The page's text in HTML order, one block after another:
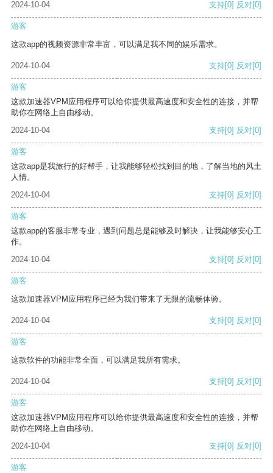
2024-10-04 支持[0] 反对[0]
游客
这款app的视频资源非常丰富，可以满足我不同的娱乐需求。
2024-10-04 支持[0] 反对[0]
游客
这款加速器VPM应用程序可以给你提供最高速度和安全性的连接，并帮
助你在网络上自由移动。
2024-10-04
支持[0] 反对[0]
游客
这款app是我旅行的好帮手，让我能够轻松找到目的地，了解当地的风土
人情。
2024-10-04
支持[0] 反对[0]
游客
这款app的客服非常专业，遇到问题总是能够及时解决，让我能够安心工
作。
2024-10-04
支持[0] 反对[0]
游客
这款加速器VPM应用程序已经为我们带来了无限的流畅体验。
2024-10-04 支持[0] 反对[0]
游客
这款软件的功能非常全面，可以满足我所有需求。
2024-10-04 支持[0] 反对[0]
游客
这款加速器VPM应用程序可以给你提供最高速度和安全性的连接，并帮
助你在网络上自由移动。
2024-10-04
支持[0] 反对[0]
游客